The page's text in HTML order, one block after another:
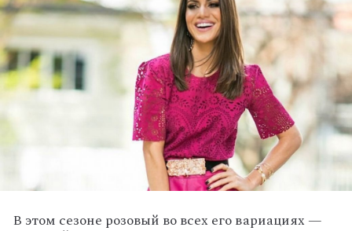
В этом сезоне розовый во всех его вариациях —